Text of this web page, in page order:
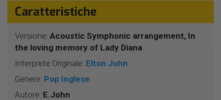
Caratteristiche
Versione: Acoustic Symphonic arrangement, In
the loving memory of Lady Diana
Interprete Originale: Elton John
Genere: Pop Inglese
Autore: E.John